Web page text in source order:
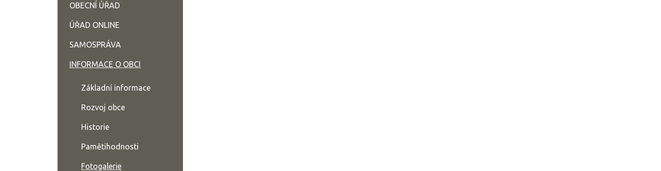
OBECNÍ ÚŘAD
ÚŘAD ONLINE
SAMOSPRÁVA
INFORMACE O OBCI
Základní informace
Rozvoj obce
Historie
Pamětihodnosti
Fotogalerie